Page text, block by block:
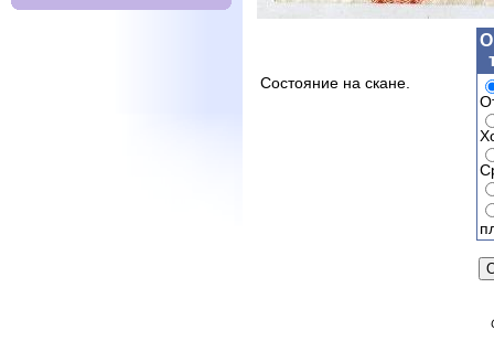
Состояние на скане.